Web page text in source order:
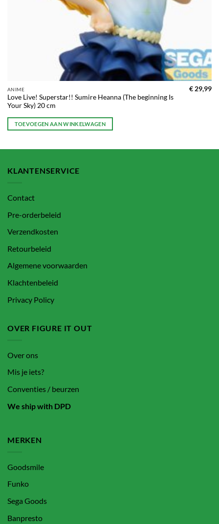
ANIME
Love Live! Superstar!! Sumire Heanna (The beginning Is
Your Sky) 20 cm
€ 29,99
TOEVOEGEN AAN WINKELWAGEN
KLANTENSERVICE
Contact
Pre-orderbeleid
Verzendkosten
Retourbeleid
Algemene voorwaarden
Klachtenbeleid
Privacy Policy
OVER FIGURE IT OUT
Over ons
Mis je iets?
Conventies / beurzen
We ship with DPD
MERKEN
Goodsmile
Funko
Sega Goods
Banpresto